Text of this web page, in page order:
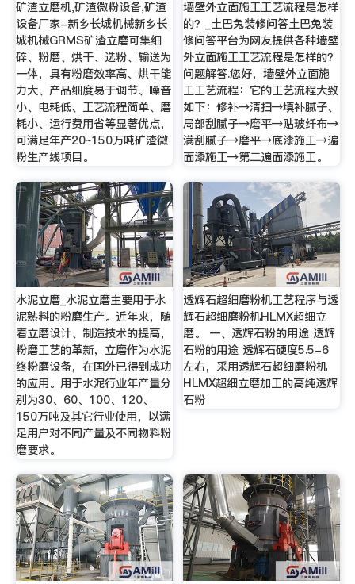
矿渣立磨机,矿渣微粉设备,矿渣
设备厂家-新乡长城机械新乡长
城机械GRMS矿渣立磨可集细
碎、粉磨、烘干、选粉、输送为
一体，具有粉磨效率高、烘干能
力大、产品细度易于调节、噪音
小、电耗低、工艺流程简单、磨
耗小、运行费用省等显著优点，
可满足年产20~150万吨矿渣微
粉生产线项目。
墙壁外立面施工工艺流程是怎样
的？_土巴兔装修问答土巴兔装
修问答平台为网友提供各种墙壁
外立面施工工艺流程是怎样的？
问题解答.您好，墙壁外立面施
工工艺流程：它的工艺流程大致
如下：修补→清扫→填补腻子、
局部刮腻子→磨平→贴玻纤布→
满刮腻子→磨平→底漆施工→遍
面漆施工→第二遍面漆施工。
水泥立磨_水泥立磨主要用于水
泥熟料的粉磨生产。近年来，随
着立磨设计、制造技术的提高，
粉磨工艺的革新，立磨作为水泥
终粉磨设备，在国外已得到成功
的应用。用于水泥行业年产量分
别为30、60、100、120、
150万吨及其它行业使用，以满
足用户对不同产量及不同物料粉
磨要求。
透辉石超细磨粉机工艺程序与透
辉石超细磨粉机HLMX超细立
磨。 一、透辉石粉的用途 透辉
石粉的用途 透辉石硬度5.5-6
左右，采用透辉石超细磨粉机
HLMX超细立磨加工的高纯透辉
石粉